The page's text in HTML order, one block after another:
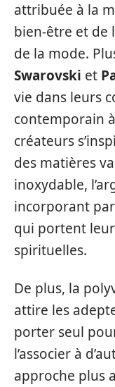
attribuée à la
bien-être et de
de la mode.
Swarovski et
vie dans leurs
contemporain
créateurs
des matières
inoxydable,
incorporant
qui portent
spirituelles.
De plus, la
attire les
porter seul
l’associer à
approche plus